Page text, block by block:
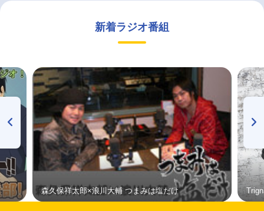
新着ラジオ番組
森久保祥太郎×浪川大輔 つまみは塩だけ